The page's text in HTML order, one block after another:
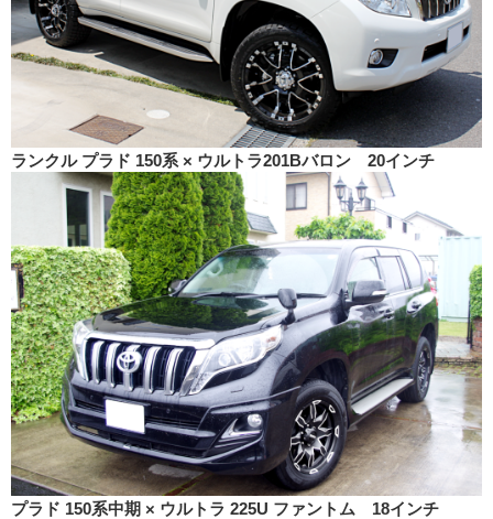
ランクル プラド 150系 × ウルトラ201Bバロン 20インチ
プラド 150系中期 × ウルトラ 225U ファントム 18インチ